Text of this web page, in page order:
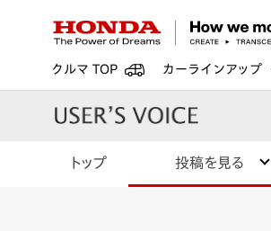
クルマ TOP カーラインアップ
トップ 投稿を見る